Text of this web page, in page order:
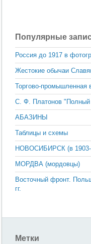
Популярные
Россия до 1917 в
Жестокие обычаи
Торгово-промышленная
С. Ф. Платонов "Полный
АБАЗИНЫ
Таблицы и схемы
НОВОСИБИРСК (в 1903-
МОРДВА (мордовцы)
Восточный фронт.
гг.
Метки